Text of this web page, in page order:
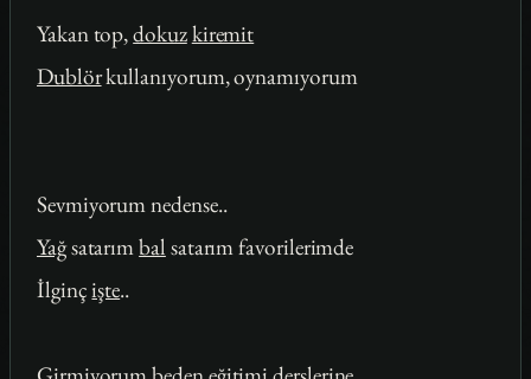
Yakan top,dokuzkiremit
Dublörkullanıyorum, oynamıyorum
Sevmiyorum nedense..
Yağsatarımbal satarım favorilerimde
İlginçişte..